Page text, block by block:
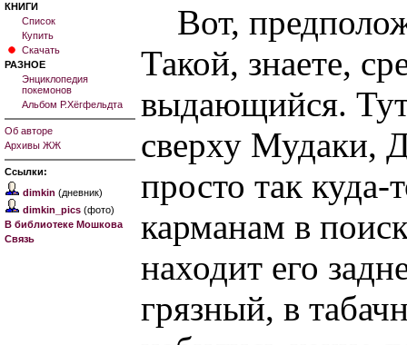
КНИГИ
Список
Купить
Скачать
РАЗНОЕ
Энциклопедия
покемонов
Альбом Р.Хёгфельдта
Об авторе
Архивы ЖЖ
Ссылки:
dimkin (дневник)
dimkin_pics (фото)
В библиотеке Мошкова
Связь
Вот,
Такой, знаете,
выдающийся.
сверху Мудаки,
просто так
карманам в
находит его
грязный, в